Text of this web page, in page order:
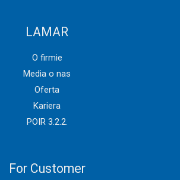
LAMAR
O firmie
Media o nas
Oferta
Kariera
POIR 3.2.2.
For Customer